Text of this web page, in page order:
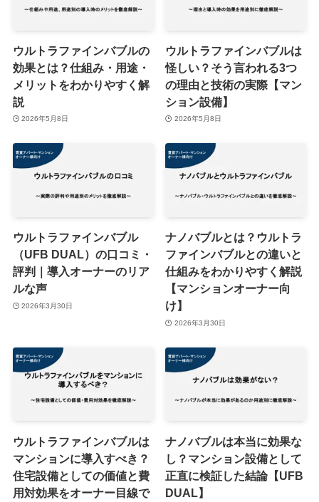
ウルトラファインバブルの
効果とは？仕組み・用途・
メリットをわかりやすく解
説
2026年5月8日
ウルトラファインバブルは
怪しい？そう言われる3つ
の理由と技術の実際【マン
ション設備】
2026年5月8日
ウルトラファインバブル
（UFB DUAL）の口コミ・
評判｜導入オーナーのリア
ルな声
2026年3月30日
ナノバブルとは？ウルトラ
ファインバブルとの違いと
仕組みをわかりやすく解説
【マンションオーナー向
け】
2026年3月30日
ウルトラファインバブルは
マンションに導入すべき？
住宅設備としての価値と費
用対効果をオーナー目線で
ナノバブルは本当に効果な
し？マンション設備として
正直に検証した結論【UFB
DUAL】